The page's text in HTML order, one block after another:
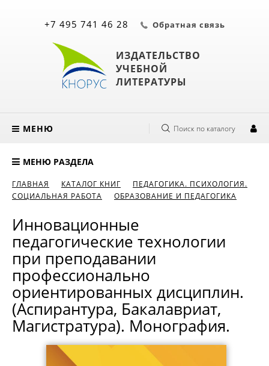
ИЗДАТЕЛЬСТВО
УЧЕБНОЙ
ЛИТЕРАТУРЫ
+7 495 741 46 28 Обратная связь
МЕНЮ Поиск по каталогу
МЕНЮ РАЗДЕЛА
ГЛАВНАЯ КАТАЛОГ КНИГ
ПЕДАГОГИКА. ПСИХОЛОГИЯ.
СОЦИАЛЬНАЯ РАБОТА
ОБРАЗОВАНИЕ И ПЕДАГОГИКА
Инновационные
педагогические технологии
при преподавании
профессионально
ориентированных дисциплин.
(Аспирантура, Бакалавриат,
Магистратура). Монография.